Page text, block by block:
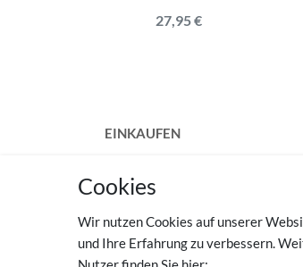
27,95 €
EINKAUFEN
Versandkosten
Vertrag widerrufen
Hilfe
Cookies
Wir nutzen Cookies auf unserer
und Ihre Erfahrung zu verbessern.